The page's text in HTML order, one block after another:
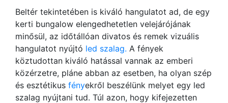
Beltér tekintetében is kiváló hangulatot ad, de egy
kerti bungalow elengedhetetlen velejárójának
minősül, az időtállóan divatos és remek vizuális
hangulatot nyújtó led szalag. A fények
köztudottan kiváló hatással vannak az emberi
közérzetre, pláne abban az esetben, ha olyan szép
és esztétikus fényekről beszélünk melyet egy led
szalag nyújtani tud. Túl azon, hogy kifejezetten